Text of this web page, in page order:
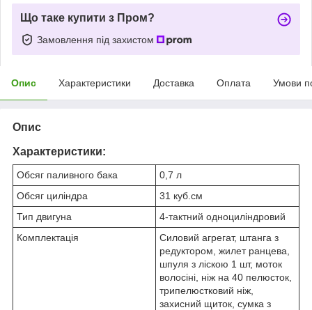
Що таке купити з Пром?
Замовлення під захистом
Опис Характеристики Доставка Оплата Умови
Опис
Характеристики:
Обсяг паливного бака
0,7 л
Обсяг циліндра
31 куб.см
Тип двигуна
4-тактний одноциліндровий
Комплектація
Силовий агрегат, штанга з
редуктором, жилет ранцева,
шпуля з ліскою 1 шт, моток
волосіні, ніж на 40 пелюсток,
трипелюстковий ніж,
захисний щиток, сумка з